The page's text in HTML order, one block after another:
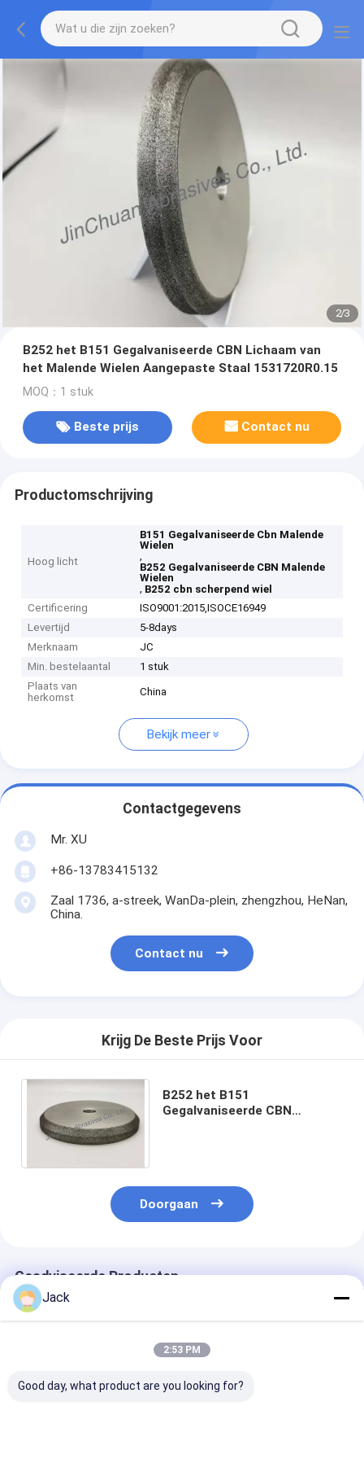
2/3
B252 het B151 Gegalvaniseerde CBN Lichaam van
het Malende Wielen Aangepaste Staal 1531720R0.15
MOQ：1 stuk
Beste prijs Contact nu
Productomschrijving
Hoog licht
B151 Gegalvaniseerde Cbn Malende
Wielen
,
B252 Gegalvaniseerde CBN Malende
Wielen
, B252 cbn scherpend wiel
Certificering
ISO9001:2015,ISOCE16949
Levertijd
5-8days
Merknaam
JC
Min. bestelaantal
1 stuk
Plaats van
herkomst
China
Bekijk meer
Contactgegevens
Mr. XU
+86-13783415132
Zaal 1736, a-streek, WanDa-plein, zhengzhou, HeNan,
China.
Contact nu
Krijg De Beste Prijs Voor
B252 het B151
Gegalvaniseerde CBN
Doorgaan
Geadviseerde Producten
Jack
2:53 PM
Good day, what product are you looking for?